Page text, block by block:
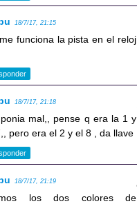
18/7/17, 21:15
funciona la pista en el reloj
18/7/17, 21:18
mal,, pense q era la 1 y
pero era el 2 y el 8 , da llave
18/7/17, 21:19
los dos colores de